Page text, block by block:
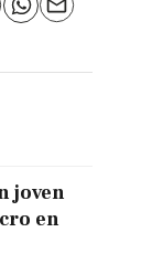
WhatsApp
Email
joven
en